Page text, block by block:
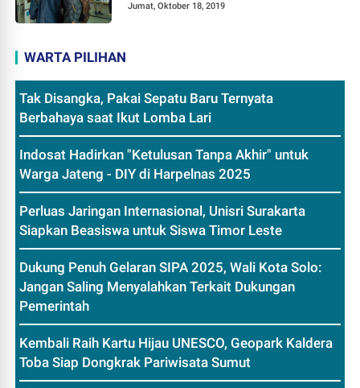
Jumat, Oktober 18, 2019
WARTA PILIHAN
Tak Disangka, Pakai Sepatu Baru Ternyata
Berbahaya saat Ikut Lomba Lari
Indosat Hadirkan "Ketulusan Tanpa Akhir" untuk
Warga Jateng - DIY di Harpelnas 2025
Perluas Jaringan Internasional, Unisri Surakarta
Siapkan Beasiswa untuk Siswa Timor Leste
Dukung Penuh Gelaran SIPA 2025, Wali Kota Solo:
Jangan Saling Menyalahkan Terkait Dukungan
Pemerintah
Kembali Raih Kartu Hijau UNESCO, Geopark Kaldera
Toba Siap Dongkrak Pariwisata Sumut